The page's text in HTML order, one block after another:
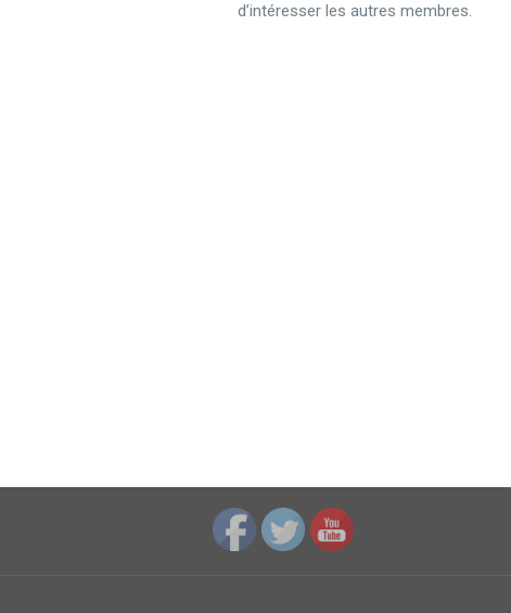
d’intéresser les autres membres.